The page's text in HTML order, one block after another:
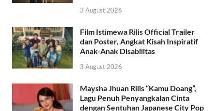
3 August 2026
Film Istimewa Rilis Official Trailer
dan Poster, Angkat Kisah Inspiratif
Anak-Anak Disabilitas
3 August 2026
Maysha Jhuan Rilis “Kamu Doang”,
Lagu Penuh Penyangkalan Cinta
dengan Sentuhan Japanese City Pop